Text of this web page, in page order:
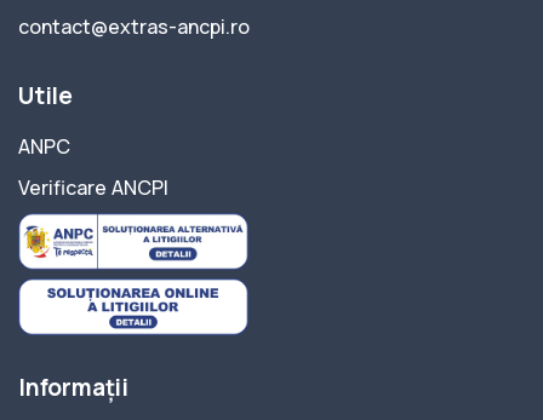
contact@extras-ancpi.ro
Utile
ANPC
Verificare ANCPI
Informații